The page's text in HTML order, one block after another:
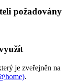
požadovány
je zveřejněn na
.